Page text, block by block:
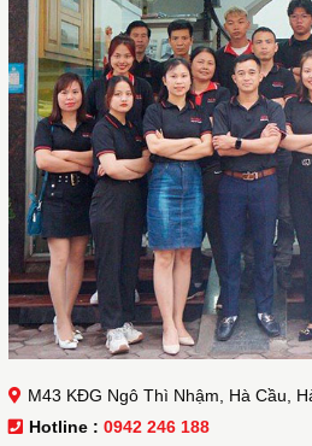
M43 KĐG Ngô Thì Nhậm, Hà Cầu,
Hotline : 0942 246 188